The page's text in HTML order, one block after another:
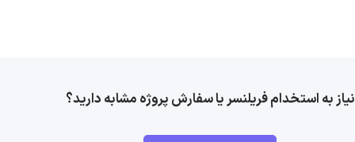
نیاز به استخدام فریلنسر یا سفارش پروژه مشابه دارید؟